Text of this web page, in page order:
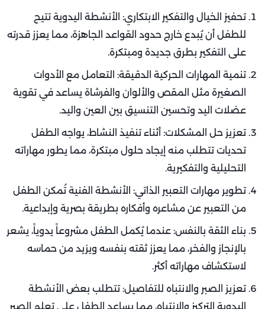
تحفيز الخيال والتفكير الابتكاري: الأنشطة اليدوية تتيح
للطفل أن يُبدع خارج حدود القواعد الجاهزة، مما يعزز قدرته
على التفكير بطرق جديدة ومبتكرة.
تنمية المهارات الحركية الدقيقة: التعامل مع الأدوات
الصغيرة مثل المقص والألوان والفرشاة يساعد في تقوية
عضلات اليد وتحسين التنسيق بين العين واليد.
تعزيز حل المشكلات: أثناء تنفيذ النشاط، يواجه الطفل
تحديات تتطلب منه إيجاد حلول مبتكرة، مما يطور مهاراته
التحليلية والتفكيرية.
تطوير مهارات التعبير الذاتي: الأنشطة الفنية تُمكن الطفل
من التعبير عن مشاعره وأفكاره بطريقة بصرية وإبداعية.
بناء الثقة بالنفس: عندما يُكمل الطفل مشروعاً يدوياً، يشعر
بالإنجاز والفخر، مما يعزز ثقته بنفسه ويزيد من حماسه
لاستكشاف مهاراته أكثر.
تعزيز الصبر والانتباه للتفاصيل: تتطلب بعض الأنشطة
اليدوية التركيز والانتباه، مما يساعد الطفل على تعلم الصبر